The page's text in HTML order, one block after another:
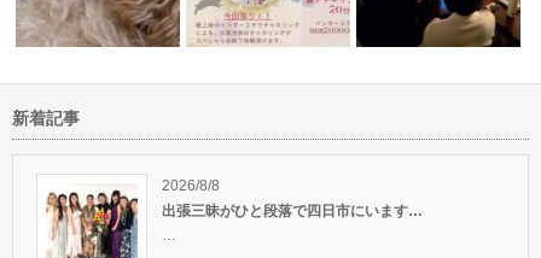
ブ発想
サイキックフェア2021in
新着記事
2026/8/8
出張三昧がひと段落で四日市にいます…
…